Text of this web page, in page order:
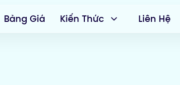
Bảng Giá Kiến Thức Liên Hệ